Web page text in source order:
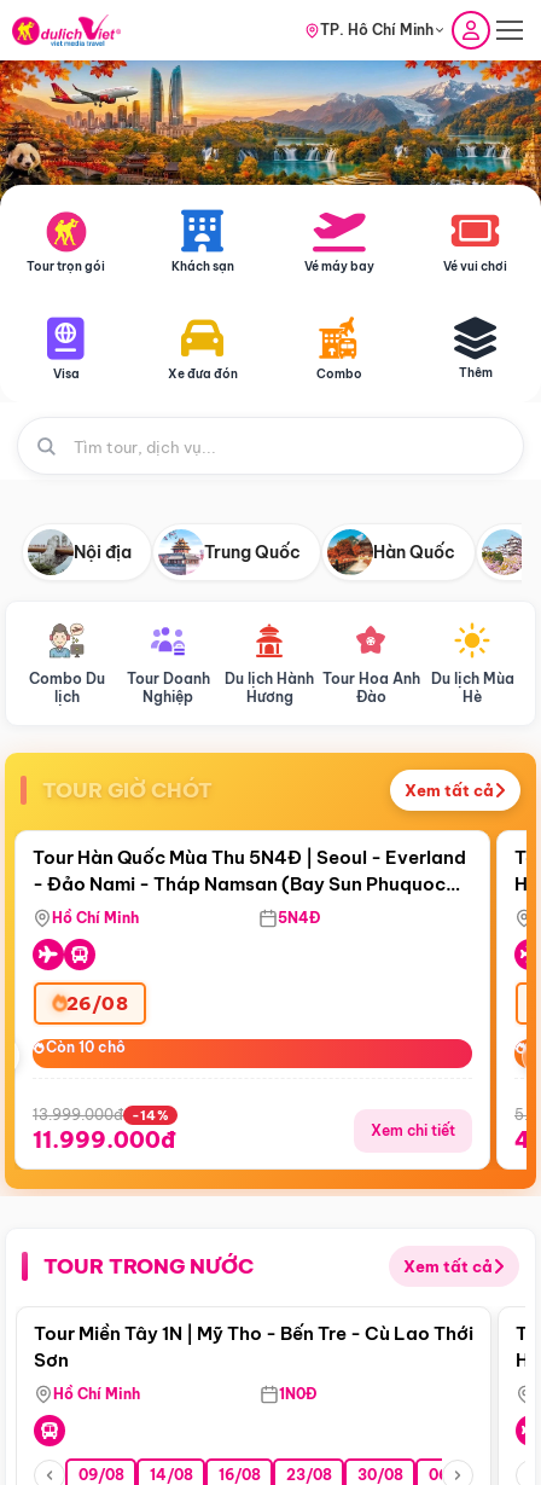
TP. Hồ Chí Minh
Tour trọn gói Khách sạn Vé máy bay Vé vui chơi
Visa Xe đưa đón Combo Thêm
Nội địa Trung Quốc Hàn Quốc
Combo Du
lịch
Tour Doanh
Nghiệp
Du lịch Hành
Hương
Tour Hoa Anh
Đào
Du lịch Mùa
Hè
TOUR GIỜ CHÓT Xem tất cả
Còn18 ngày 07:08:10
Bay Sun Phuquoc Airways
Điểm nổi bật
Tour Hàn Quốc Mùa Thu 5N4Đ | Seoul - Everland
- Đảo Nami - Tháp Namsan (Bay Sun Phuquoc
Airways)
Hồ Chí Minh 5N4Đ
26/08
Còn 10 chỗ
Còn 10 chỗ
13.999.000đ -14%
11.999.000đ Xem chi tiết
TOUR TRONG NƯỚC Xem tất cả
Điểm nổi bật
Tour Miền Tây 1N | Mỹ Tho - Bến Tre - Cù Lao Thới
Sơn
Hồ Chí Minh 1N0Đ
09/08 14/08 16/08 23/08 30/08 06/09 13/09